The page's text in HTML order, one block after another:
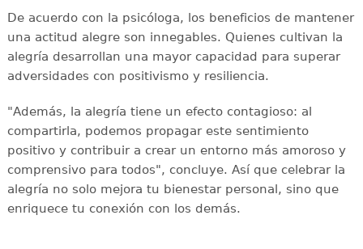
De acuerdo con la psicóloga, los beneficios de mantener
una actitud alegre son innegables. Quienes cultivan la
alegría desarrollan una mayor capacidad para superar
adversidades con positivismo y resiliencia.
"Además, la alegría tiene un efecto contagioso: al
compartirla, podemos propagar este sentimiento
positivo y contribuir a crear un entorno más amoroso y
comprensivo para todos", concluye. Así que celebrar la
alegría no solo mejora tu bienestar personal, sino que
enriquece tu conexión con los demás.